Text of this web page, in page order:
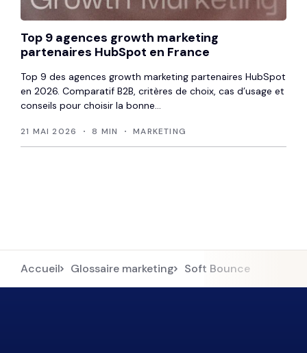
Top 9 agences growth marketing
partenaires HubSpot en France
Top 9 des agences growth marketing partenaires HubSpot
en 2026. Comparatif B2B, critères de choix, cas d’usage et
conseils pour choisir la bonne...
21 MAI 2026 8 MIN MARKETING
Accueil Glossaire marketing Soft Bounce